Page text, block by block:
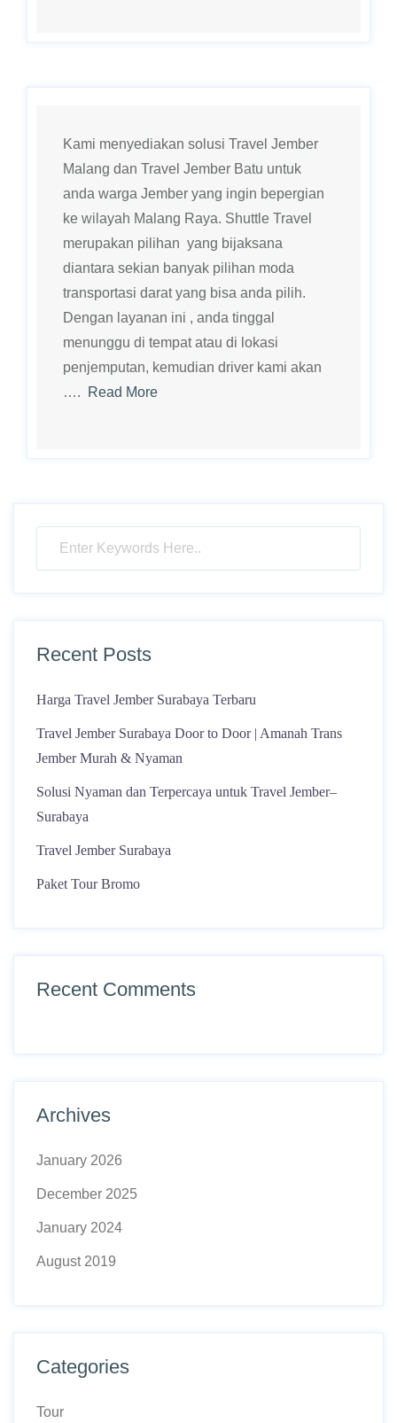
Kami menyediakan solusi Travel Jember
Malang dan Travel Jember Batu untuk
anda warga Jember yang ingin bepergian
ke wilayah Malang Raya. Shuttle Travel
merupakan pilihan yang bijaksana
diantara sekian banyak pilihan moda
transportasi darat yang bisa anda pilih.
Dengan layanan ini , anda tinggal
menunggu di tempat atau di lokasi
penjemputan, kemudian driver kami akan
….
Read More
Recent Posts
Harga Travel Jember Surabaya Terbaru
Travel Jember Surabaya Door to Door | Amanah Trans
Jember Murah & Nyaman
Solusi Nyaman dan Terpercaya untuk Travel Jember–
Surabaya
Travel Jember Surabaya
Paket Tour Bromo
Recent Comments
Archives
January 2026
December 2025
January 2024
August 2019
Categories
Tour